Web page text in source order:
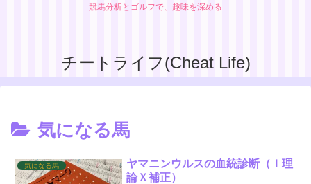
競馬分析とゴルフで、趣味を深める
チートライフ(Cheat Life)
気になる馬
気になる馬
ヤマニンウルスの血統診断（Ｉ理
論Ｘ補正）